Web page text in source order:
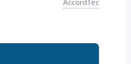
AccordTec